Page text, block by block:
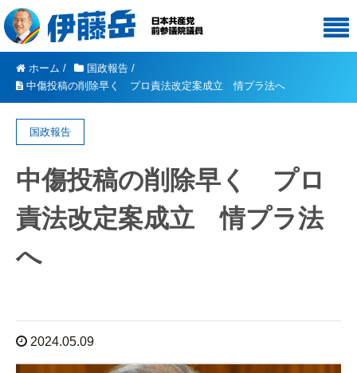
ホーム / 国政報告 /
中傷投稿の削除早く プロ責法改定案成立 情プラ法へ
国政報告
中傷投稿の削除早く プロ
責法改定案成立 情プラ法
へ
2024.05.09